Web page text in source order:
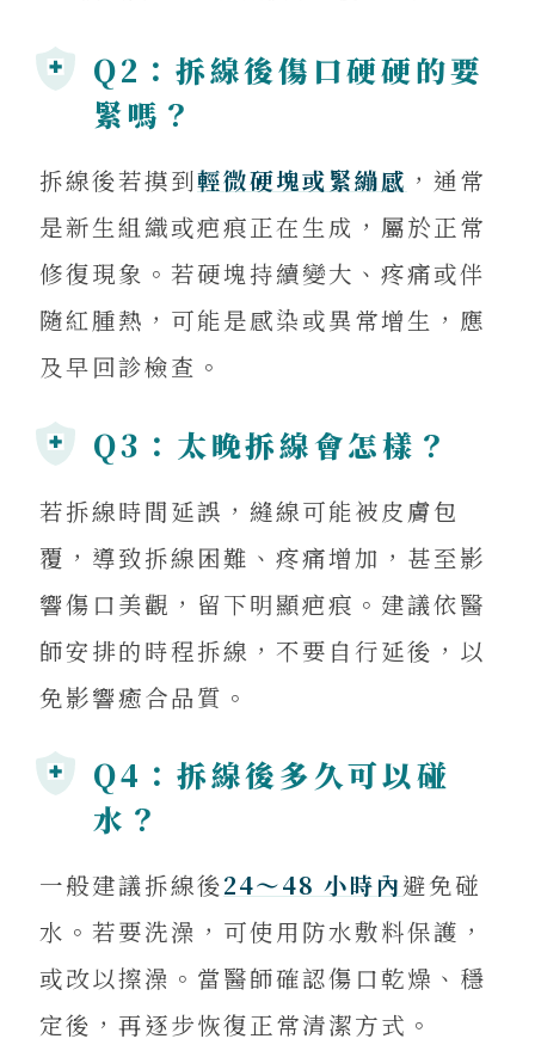
Q2：拆線後傷口硬硬的要
緊嗎？
拆線後若摸到輕微硬塊或緊繃感 ，通常
是新生組織或疤痕正在生成，屬於正常
修復現象。若硬塊持續變大、疼痛或伴
隨紅腫熱，可能是感染或異常增生，應
及早回診檢查。
Q3：太晚拆線會怎樣？
若拆線時間延誤，縫線可能被皮膚包
覆，導致拆線困難、疼痛增加，甚至影
響傷口美觀，留下明顯疤痕。建議依醫
師安排的時程拆線，不要自行延後，以
免影響癒合品質。
Q4：拆線後多久可以碰
水？
一般建議拆線後24～48 小時內避免碰
水。若要洗澡，可使用防水敷料保護，
或改以擦澡。當醫師確認傷口乾燥、穩
定後，再逐步恢復正常清潔方式。